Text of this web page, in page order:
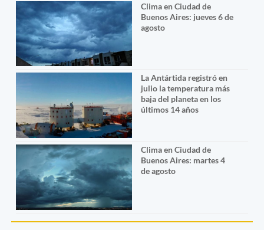
Clima en Ciudad de
Buenos Aires: jueves 6 de
agosto
La Antártida registró en
julio la temperatura más
baja del planeta en los
últimos 14 años
Clima en Ciudad de
Buenos Aires: martes 4
de agosto